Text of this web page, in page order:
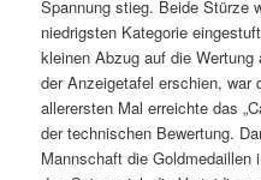
Spannung stieg. Beide Stürze
niedrigsten Kategorie
kleinen Abzug auf die
der Anzeigetafel erschien, war
allerersten Mal erreichte das
der technischen Bewertung.
Mannschaft die Goldmedaillen